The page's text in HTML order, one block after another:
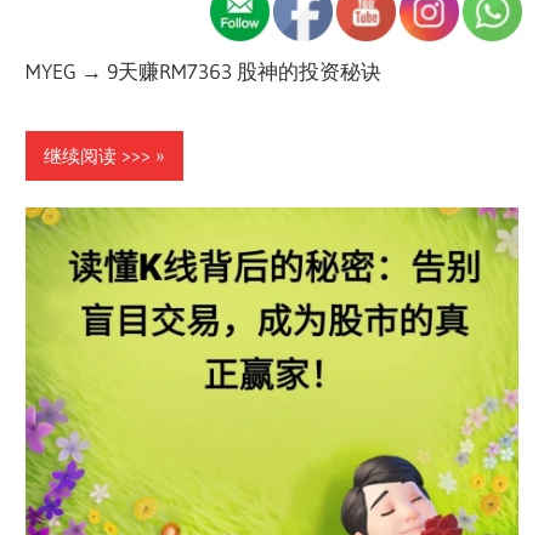
MYEG → 9天赚RM7363 股神的投资秘诀
继续阅读 >>>